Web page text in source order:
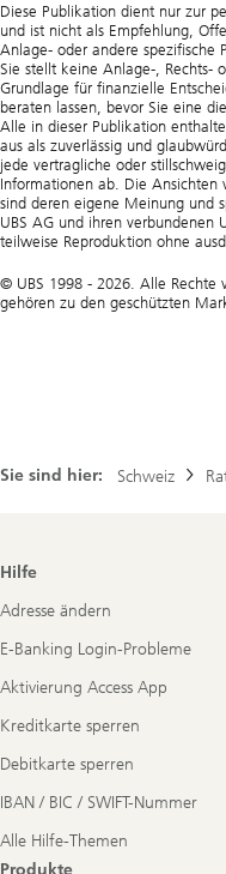
Diese Publikation dient nur zur
und ist nicht als Empfehlung,
Anlage- oder andere spezifische
Sie stellt keine Anlage-, Rechts-
Grundlage für finanzielle
beraten lassen, bevor Sie eine
Alle in dieser Publikation
aus als zuverlässig und
jede vertragliche oder
Informationen ab. Die Ansichten
sind deren eigene Meinung und
UBS AG und ihren verbundenen
teilweise Reproduktion ohne
© UBS 1998 - 2026. Alle Rechte
gehören zu den geschützten
Sie sind hier: Schweiz
Footer
Hilfe
Adresse ändern
E-Banking Login-Probleme
Aktivierung Access App
Kreditkarte sperren
Debitkarte sperren
IBAN / BIC / SWIFT-Nummer
Alle Hilfe-Themen
Produkte